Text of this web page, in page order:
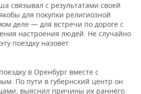
связывал с результатами своей
для покупки религиозной
деле — для встречи по дороге с
настроения людей. Не случайно
поездку назовет
в Оренбург вместе с
По пути в губернский центр он
выяснил причины их раннего